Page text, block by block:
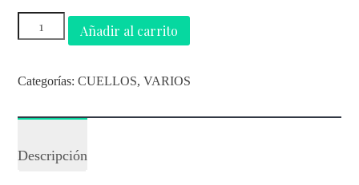
Añadir al carrito
Categorías:CUELLOS,VARIOS
Descripción